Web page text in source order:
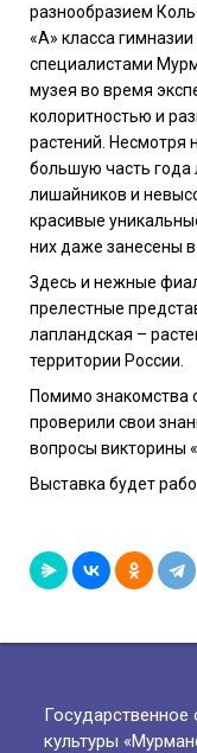
разнообразием
«А» класса
специалистами
музея во время
колоритностью и
растений. Несмотря
большую часть года
лишайников и
красивые
них даже занесены
Здесь и нежные
прелестные
лапландская –
территории России.
Помимо знакомства
проверили свои
вопросы викторины
Выставка будет
культуры